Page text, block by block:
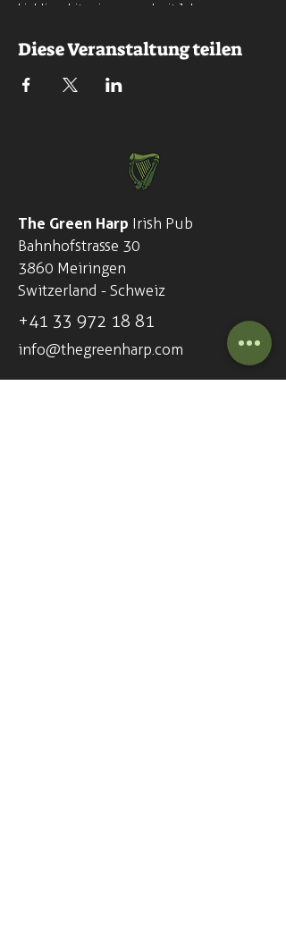
Lieblingshits singen und mit Johnny
Sprichwort sagt: "Is iad ceol agus craic croí
an tsaoil." - "Musik und Spass sind das Herz
des Lebens.".
Diese Veranstaltung teilen
The Green Harp Irish Pub
Bahnhofstrasse 30
3860 Meiringen
Switzerland - Schweiz
+41 33 972 18 81
info@thegreenharp.com